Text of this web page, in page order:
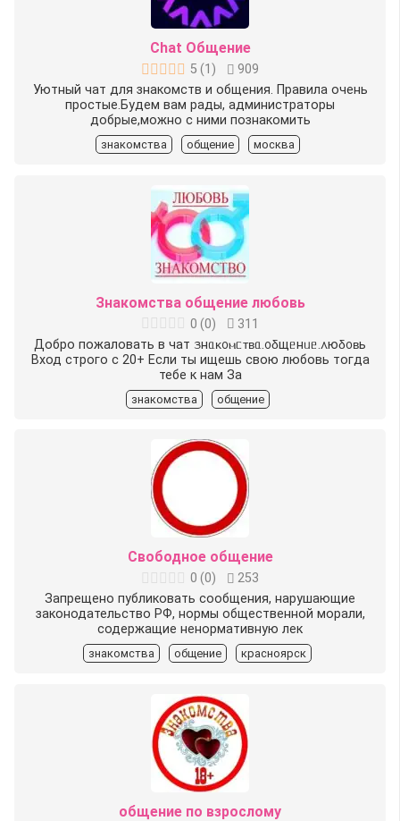
Chat Общение
5 (1 )
909
Уютный чат для знакомств и общения. Правила очень
простые.Будем вам рады, администраторы
добрые,можно с ними познакомить
знакомства общение москва
Знакомства общение любовь
0 (0)
311
Добро пожаловать в чат ᤋнᥲκ᧐ⲙᥴᴛʙᥲ.᧐δщᥱнᥙᥱ.᧘юδ᧐ʙь️
Вход строго с 20+ Если ты ищешь свою любовь тогда
тебе к нам За
знакомства общение
Свободное общение
0 (0)
253
Запрещено публиковать сообщения, нарушающие
законодательство РФ, нормы общественной морали,
содержащие ненормативную лек
знакомства общение красноярск
общение по взрослому